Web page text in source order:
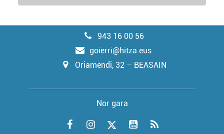
943 16 00 56
goierri@hitza.eus
Oriamendi, 32 – BEASAIN
Nor gara